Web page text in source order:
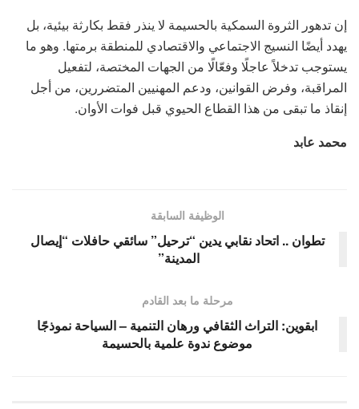
إن تدهور الثروة السمكية بالحسيمة لا ينذر فقط بكارثة بيئية، بل
يهدد أيضًا النسيج الاجتماعي والاقتصادي للمنطقة برمتها. وهو ما
يستوجب تدخلاً عاجلًا وفعّالًا من الجهات المختصة، لتفعيل
المراقبة، وفرض القوانين، ودعم المهنيين المتضررين، من أجل
إنقاذ ما تبقى من هذا القطاع الحيوي قبل فوات الأوان.
محمد عابد
الوظيفة السابقة
تطوان .. اتحاد نقابي يدين “ترحيل” سائقي حافلات “إيصال
المدينة”
مرحلة ما بعد القادم
ابقوين: التراث الثقافي ورهان التنمية – السياحة نموذجًا
موضوع ندوة علمية بالحسيمة